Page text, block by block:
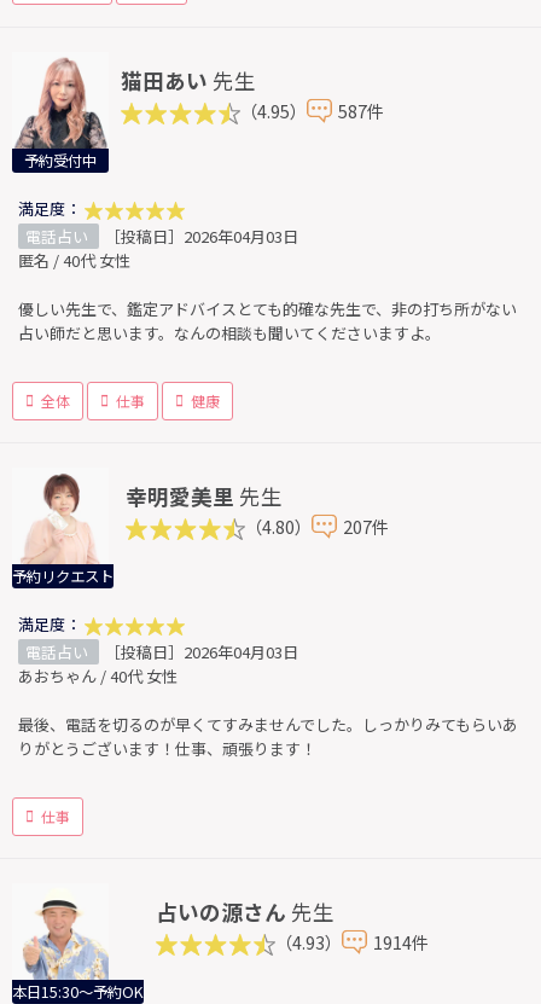
予約受付中
猫田あい 先生
（4.95） 587件
満足度：
電話占い
［投稿日］2026年04月03日
匿名 / 40代 女性
優しい先生で、鑑定アドバイスとても的確な先生で、非の打ち所がない
占い師だと思います。なんの相談も聞いてくださいますよ。
全体 仕事 健康
予約リクエスト
幸明愛美里 先生
（4.80） 207件
満足度：
電話占い
［投稿日］2026年04月03日
あおちゃん / 40代 女性
最後、電話を切るのが早くてすみませんでした。しっかりみてもらいあ
りがとうございます！仕事、頑張ります！
仕事
本日15:30～予約OK
占いの源さん 先生
（4.93） 1914件